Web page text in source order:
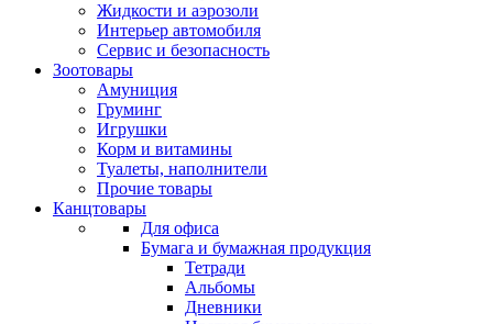
Жидкости и аэрозоли
Интерьер автомобиля
Сервис и безопасность
Зоотовары
Амуниция
Груминг
Игрушки
Корм и витамины
Туалеты, наполнители
Прочие товары
Канцтовары
Для офиса
Бумага и бумажная продукция
Тетради
Альбомы
Дневники